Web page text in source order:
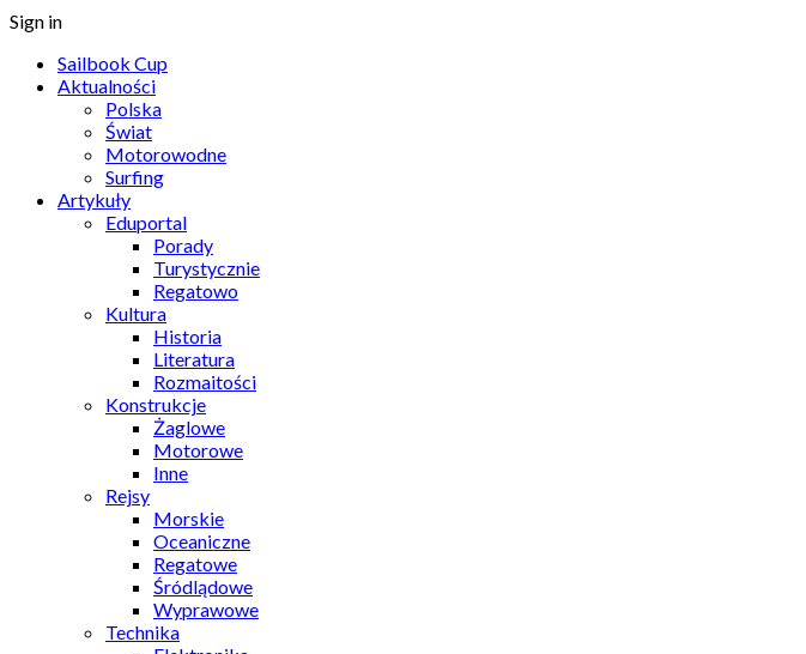
Sign in
Sailbook Cup
Aktualności
Polska
Świat
Motorowodne
Surfing
Artykuły
Eduportal
Porady
Turystycznie
Regatowo
Kultura
Historia
Literatura
Rozmaitości
Konstrukcje
Żaglowe
Motorowe
Inne
Rejsy
Morskie
Oceaniczne
Regatowe
Śródlądowe
Wyprawowe
Technika